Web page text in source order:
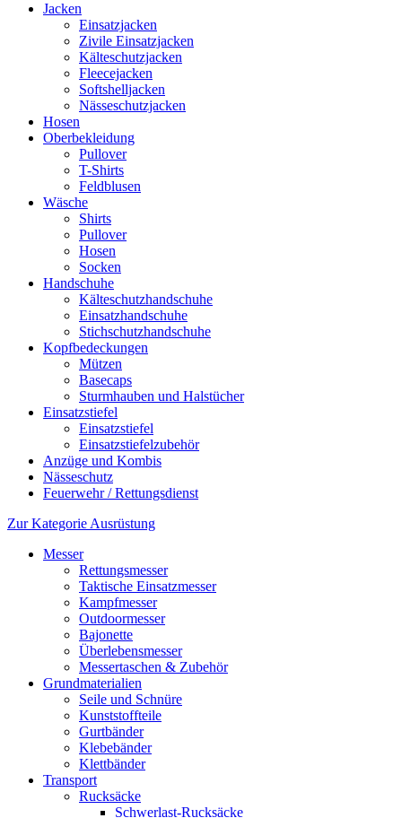
Jacken
Einsatzjacken
Zivile Einsatzjacken
Kälteschutzjacken
Fleecejacken
Softshelljacken
Nässeschutzjacken
Hosen
Oberbekleidung
Pullover
T-Shirts
Feldblusen
Wäsche
Shirts
Pullover
Hosen
Socken
Handschuhe
Kälteschutzhandschuhe
Einsatzhandschuhe
Stichschutzhandschuhe
Kopfbedeckungen
Mützen
Basecaps
Sturmhauben und Halstücher
Einsatzstiefel
Einsatzstiefel
Einsatzstiefelzubehör
Anzüge und Kombis
Nässeschutz
Feuerwehr / Rettungsdienst
Zur Kategorie Ausrüstung
Messer
Rettungsmesser
Taktische Einsatzmesser
Kampfmesser
Outdoormesser
Bajonette
Überlebensmesser
Messertaschen & Zubehör
Grundmaterialien
Seile und Schnüre
Kunststoffteile
Gurtbänder
Klebebänder
Klettbänder
Transport
Rucksäcke
Schwerlast-Rucksäcke